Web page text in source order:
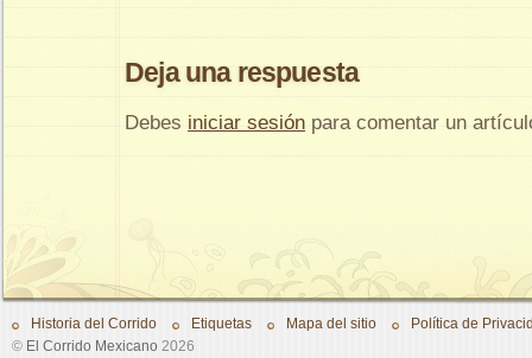
Deja una respuesta
Debes iniciar sesión para comentar un
Historia del Corrido Etiquetas Mapa del sitio
Política de
© El Corrido Mexicano 2026